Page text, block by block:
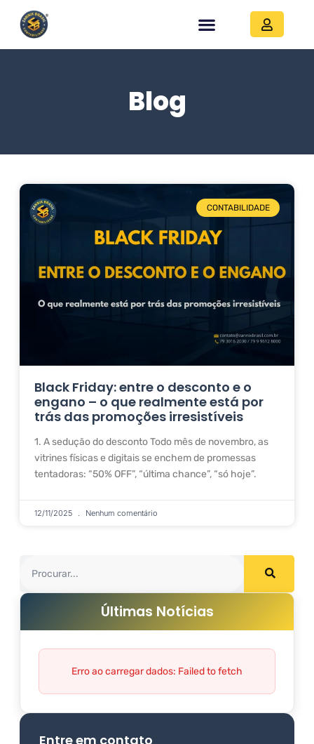
Blog
CONTABILIDADE
Black Friday: entre o desconto e o
engano – o que realmente está por
trás das promoções irresistíveis
1. A sedução do desconto Todo mês de novembro, as
vitrines físicas e digitais se enchem de promessas
tentadoras: “50% OFF”, “última chance”, “só hoje”.
12/11/2025 Nenhum comentário
Últimas Notícias
Erro ao carregar dados: Failed to fetch
Entre em contato